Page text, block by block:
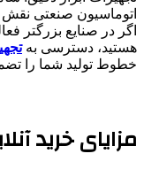
اتوماسیون صنعتی نقش
​اگر در صنایع بزرگتر
هستید، دسترسی به
خطوط تولید شما را
​مزایای خرید